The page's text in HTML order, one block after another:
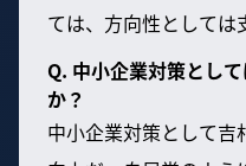
ては、方向性としては
Q. 中小企業対策とし
か？
中小企業対策として吉